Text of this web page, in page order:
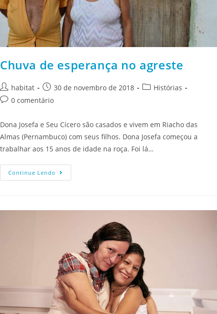
Chuva de esperança no agreste
habitat 30 de novembro de 2018
Histórias
0 comentário
Dona Josefa e Seu Cícero são casados e vivem em Riacho das
Almas (Pernambuco) com seus filhos. Dona Josefa começou a
trabalhar aos 15 anos de idade na roça. Foi lá…
Continue Lendo